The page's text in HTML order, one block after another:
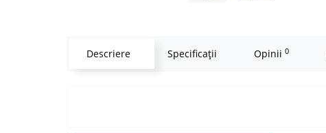
Descriere Specificaţii Opinii 0